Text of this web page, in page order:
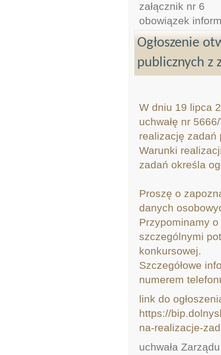
załącznik nr 6
obowiązek
Ogłoszenie
publicznych z
W dniu 19 lipca
uchwałę nr
realizację zadań
Warunki
zadań określa
Proszę o
danych
Przypominamy
szczególnymi
konkursowej.
Szczegółowe
numerem
link do
https://
na-realizacje-
uchwała